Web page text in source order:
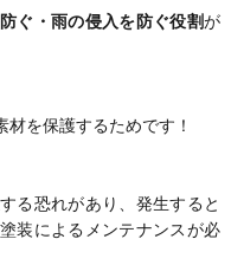
ぐ・雨の侵入を防ぐ役割が
を保護するためです！
る恐れがあり、発生すると
装によるメンテナンスが必